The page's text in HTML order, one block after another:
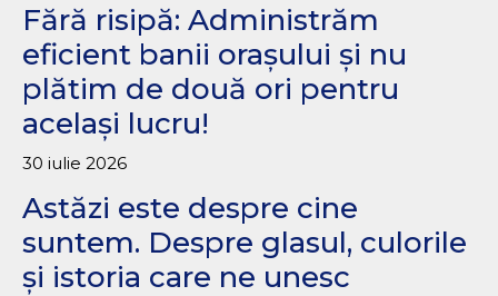
Fără risipă: Administrăm
eficient banii orașului și nu
plătim de două ori pentru
același lucru!
30 iulie 2026
Astăzi este despre cine
suntem. Despre glasul, culorile
și istoria care ne unesc